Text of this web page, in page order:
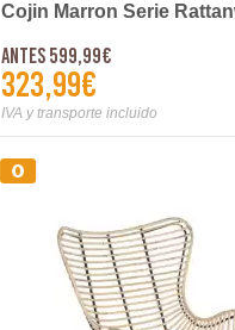
Cojin Marron Serie
Antes 599,99€
323,99€
IVA y transporte incluido